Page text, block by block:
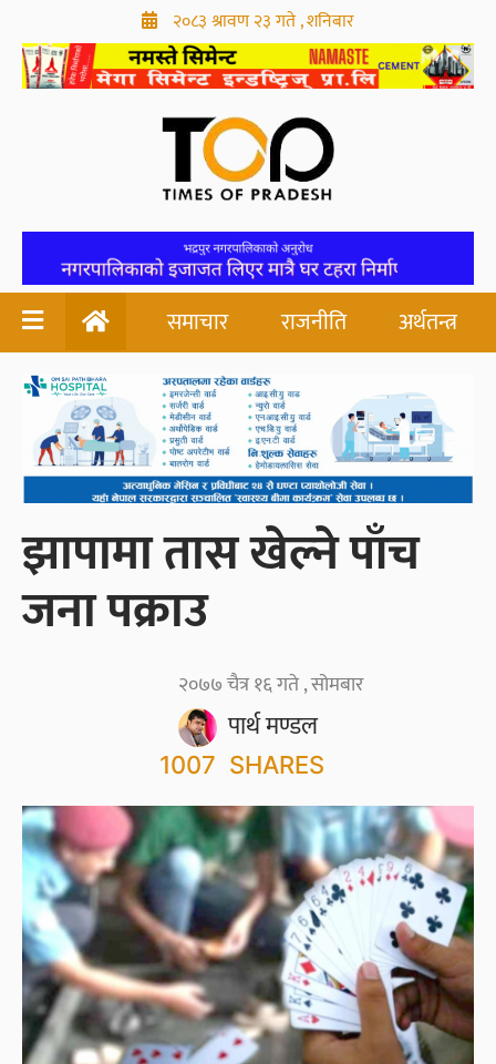
२०८३ श्रावण २३ गते , शनिबार
समाचार राजनीति अर्थतन्त्र
झापामा तास खेल्ने पाँच
जना पक्राउ
पार्थ मण्डल
२०७७ चैत्र १६ गते , सोमबार
1007 SHARES